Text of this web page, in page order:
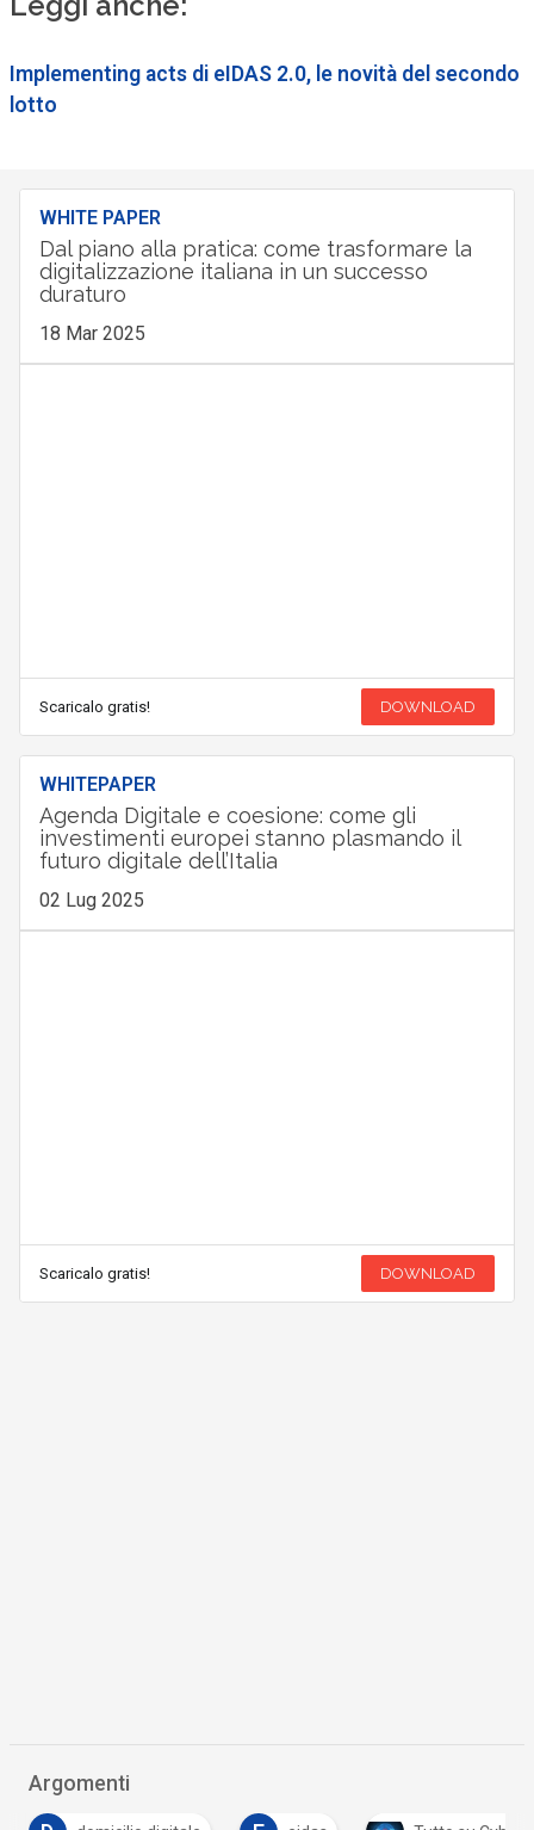
Implementing acts di eIDAS 2.0, le novità del secondo
lotto
WHITE PAPER
Dal piano alla pratica: come trasformare la
digitalizzazione italiana in un successo
duraturo
18 Mar 2025
Scaricalo gratis! DOWNLOAD
WHITEPAPER
Agenda Digitale e coesione: come gli
investimenti europei stanno plasmando il
futuro digitale dell’Italia
02 Lug 2025
Scaricalo gratis! DOWNLOAD
Argomenti